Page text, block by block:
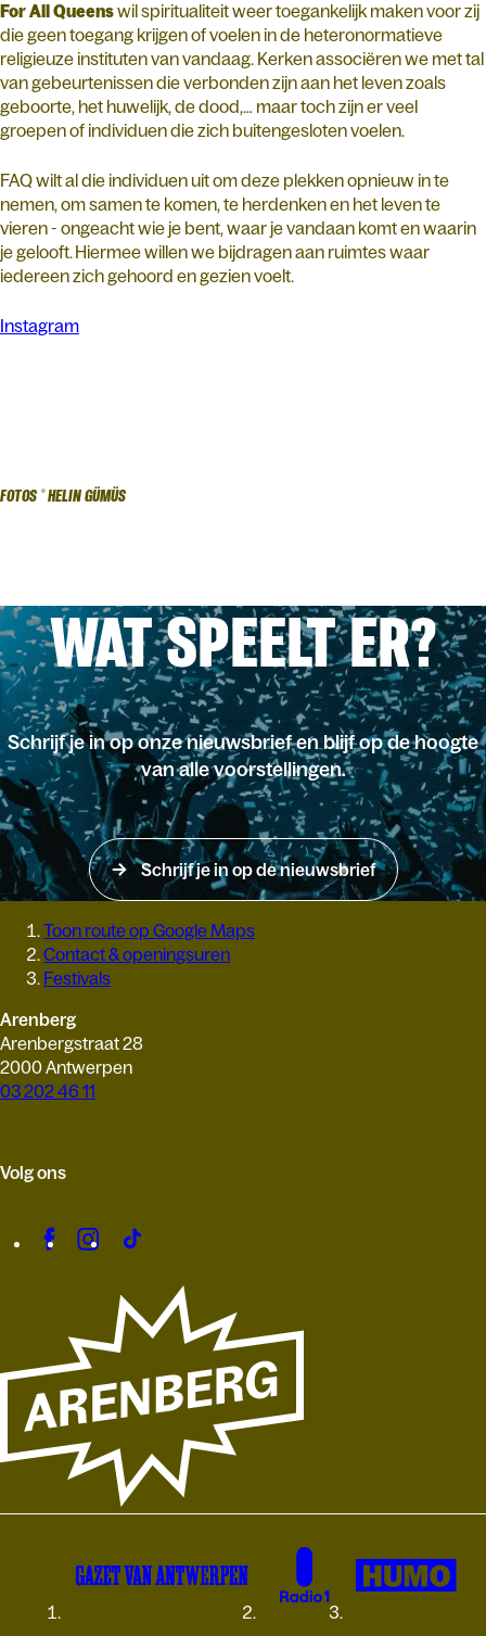
For All Queenswil spiritualiteit weer toegankelijk maken voor zij
die geen toegang krijgen of voelen in de heteronormatieve
religieuze instituten van vandaag. Kerken associëren we met tal
van gebeurtenissen die verbonden zijn aan het leven zoals
geboorte, het huwelijk, de dood,… maar toch zijn er veel
groepen of individuen die zich buitengesloten voelen.
FAQ wilt al die individuen uit om deze plekken opnieuw in te
nemen, om samen te komen, te herdenken en het leven te
vieren - ongeacht wie je bent, waar je vandaan komt en waarin
je gelooft. Hiermee willen we bijdragen aan ruimtes waar
iedereen zich gehoord en gezien voelt.
Instagram
FOTOS © HELIN GÜMÜS
WAT SPEELT ER?
Schrijf je in op onze nieuwsbrief en blijf op de hoogte
van alle voorstellingen.
Schrijf je in op de nieuwsbrief
Toon route op Google Maps
Contact & openingsuren
Festivals
Arenberg
Arenbergstraat 28
2000 Antwerpen
03 202 46 11
Volg ons